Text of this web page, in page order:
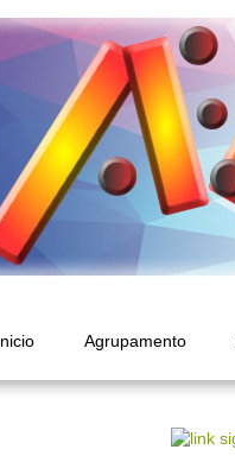
Inicio Agrupamento